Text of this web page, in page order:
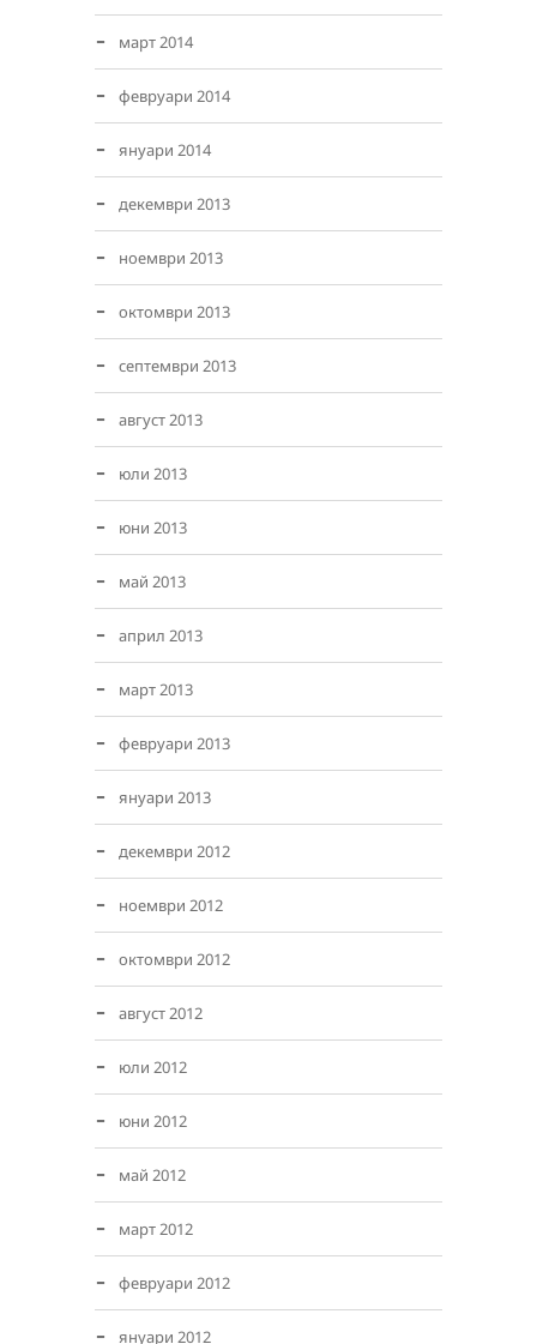
март 2014
февруари 2014
януари 2014
декември 2013
ноември 2013
октомври 2013
септември 2013
август 2013
юли 2013
юни 2013
май 2013
април 2013
март 2013
февруари 2013
януари 2013
декември 2012
ноември 2012
октомври 2012
август 2012
юли 2012
юни 2012
май 2012
март 2012
февруари 2012
януари 2012